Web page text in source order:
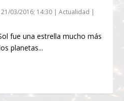
21/03/2016; 14:30 |Actualidad |
fue una estrella mucho más
planetas...